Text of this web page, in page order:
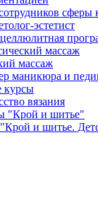
сферы
эстетист
массаж
массаж
маникюра и
курсы
вязания
"Крой и шитье"
и шитье.